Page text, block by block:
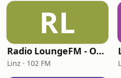
RL
Radio LoungeFM - Oberösterreich
Linz · 102 FM